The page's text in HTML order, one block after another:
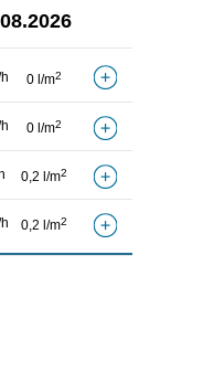
0 l/m2
0 l/m2
0,2 l/m2
0,2 l/m2